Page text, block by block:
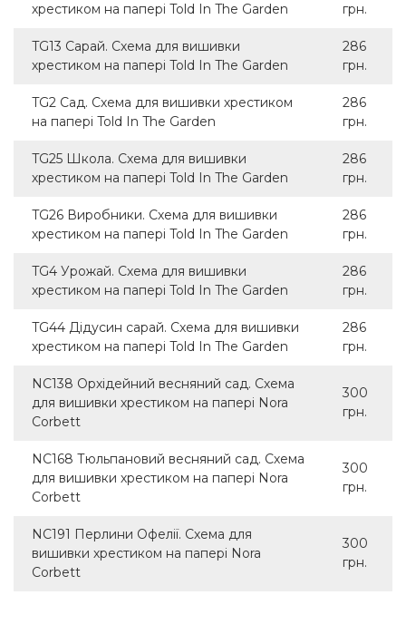
хрестиком на папері Told In The Garden
грн.
TG13 Сарай. Схема для вишивки
хрестиком на папері Told In The Garden
286
грн.
TG2 Сад. Схема для вишивки хрестиком
на папері Told In The Garden
286
грн.
TG25 Школа. Схема для вишивки
хрестиком на папері Told In The Garden
286
грн.
TG26 Виробники. Схема для вишивки
хрестиком на папері Told In The Garden
286
грн.
TG4 Урожай. Схема для вишивки
хрестиком на папері Told In The Garden
286
грн.
TG44 Дідусин сарай. Схема для вишивки
хрестиком на папері Told In The Garden
286
грн.
NC138 Орхідейний весняний сад. Схема
для вишивки хрестиком на папері Nora
Corbett
300
грн.
NC168 Тюльпановий весняний сад. Схема
для вишивки хрестиком на папері Nora
Corbett
300
грн.
NC191 Перлини Офелії. Схема для
вишивки хрестиком на папері Nora
Corbett
300
грн.